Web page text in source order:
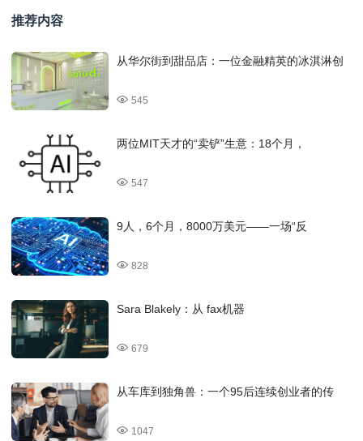
推荐内容
从华尔街到甜品店：一位金融精英的冰淇淋创
545
两位MIT天才的“卖铲”生意：18个月，
547
9人，6个月，8000万美元——一场“反
828
Sara Blakely：从 fax机器
679
从车库到独角兽：一个95后连续创业者的传
1047